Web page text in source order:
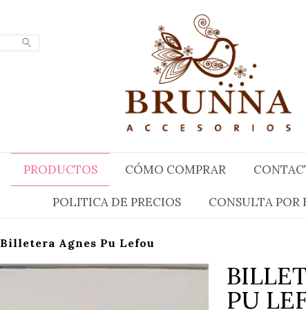
PRODUCTOS CÓMO COMPRAR
POLITICA DE PRECIOS CONSULTA POR
Billetera Agnes Pu Lefou
PU